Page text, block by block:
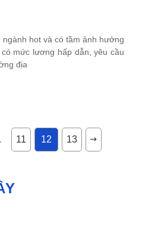
hot và có tầm ảnh hưởng
mức lương hấp dẫn, yêu cầu
địa
11 12 13